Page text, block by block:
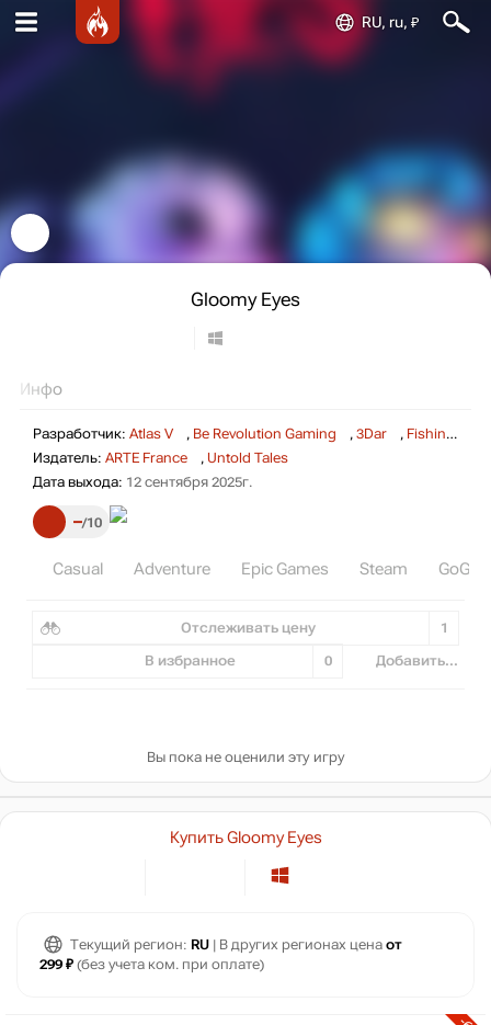
RU, ru, ₽
Gloomy Eyes
Инфо
Разработчик: Atlas V , Be Revolution Gaming , 3Dar , Fishing Cactus
Издатель: ARTE France , Untold Tales
Дата выхода: 12 сентября 2025г.
– 10
Casual Adventure Epic Games Steam GoG
Отслеживать цену 1
В избранное 0 Добавить...
Вы пока не оценили эту игру
Купить Gloomy Eyes
Текущий регион: RU | В других регионах цена от
299 ₽ (без учета ком. при оплате)